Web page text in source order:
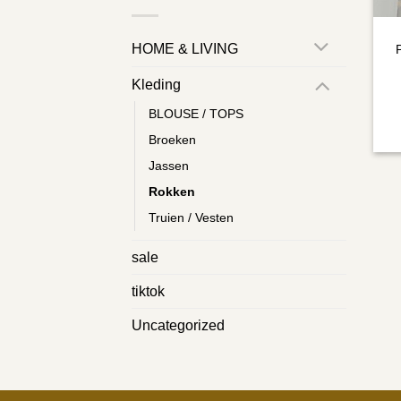
HOME & LIVING
Kleding
BLOUSE / TOPS
Broeken
Jassen
Rokken
Truien / Vesten
sale
tiktok
Uncategorized